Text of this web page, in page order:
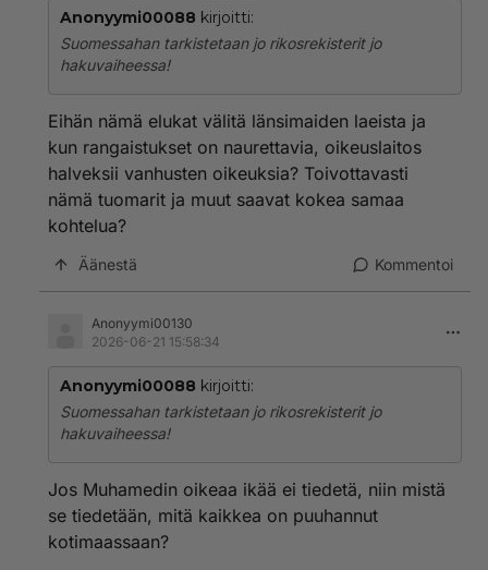
Anonyymi00088 kirjoitti:
Suomessahan tarkistetaan jo rikosrekisterit jo
hakuvaiheessa!
Eihän nämä elukat välitä länsimaiden laeista ja
kun rangaistukset on naurettavia, oikeuslaitos
halveksii vanhusten oikeuksia? Toivottavasti
nämä tuomarit ja muut saavat kokea samaa
kohtelua?
Äänestä Kommentoi
Anonyymi00130
2026-06-21 15:58:34
Anonyymi00088 kirjoitti:
Suomessahan tarkistetaan jo rikosrekisterit jo
hakuvaiheessa!
Jos Muhamedin oikeaa ikää ei tiedetä, niin mistä
se tiedetään, mitä kaikkea on puuhannut
kotimaassaan?